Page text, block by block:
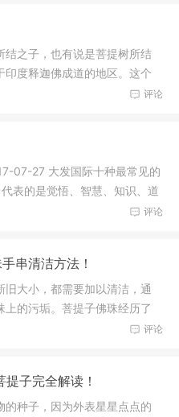
结之子，也有说是菩提树所结
印度释迦佛成道的地区。这个
评论
07-27 大发国际十种最常见的
表的是觉悟、智慧、知识、道
评论
串清洁方法！
大小，都需要加以清洁，通
的污垢。菩提子佛珠经历了
评论
子完全解读！
种子，因为外表星星点点的